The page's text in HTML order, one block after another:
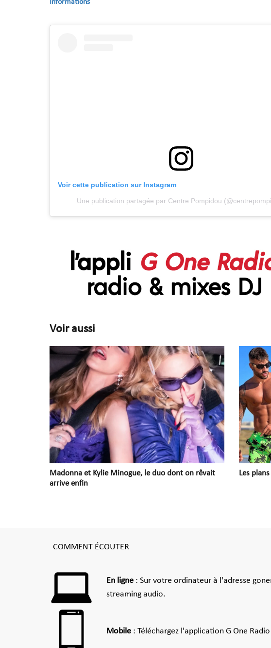
Informations
Voir cette publication sur Instagram
Une publication partagée par Centre Pompidou
Voir aussi
Madonna et Kylie Minogue, le duo dont on rêvait
arrive enfin
Les
COMMENT ÉCOUTER
En ligne : Sur votre ordinateur à l'adresse
streaming audio.
Mobile : Téléchargez l'application G One